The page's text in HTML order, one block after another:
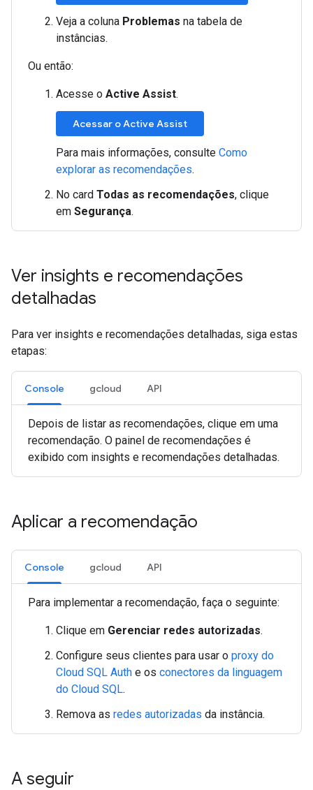
Veja a coluna Problemas na tabela de
instâncias.
Ou então:
Acesse o Active Assist.
Acessar o Active Assist
Para mais informações, consulte Como
explorar as recomendações.
No card Todas as recomendações, clique
em Segurança.
Ver insights e recomendações
detalhadas
Para ver insights e recomendações detalhadas, siga estas
etapas:
Console gcloud API
Depois de listar as recomendações, clique em uma
recomendação. O painel de recomendações é
exibido com insights e recomendações detalhadas.
Aplicar a recomendação
Console gcloud API
Para implementar a recomendação, faça o seguinte:
Clique em Gerenciar redes autorizadas.
Configure seus clientes para usar o proxy do
Cloud SQL Auth e os conectores da linguagem
do Cloud SQL.
Remova as redes autorizadas da instância.
A seguir